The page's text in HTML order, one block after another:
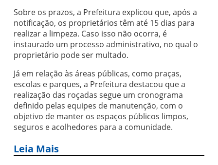
Sobre os prazos, a Prefeitura explicou que, após a
notificação, os proprietários têm até 15 dias para
realizar a limpeza. Caso isso não ocorra, é
instaurado um processo administrativo, no qual o
proprietário pode ser multado.
Já em relação às áreas públicas, como praças,
escolas e parques, a Prefeitura destacou que a
realização das roçadas segue um cronograma
definido pelas equipes de manutenção, com o
objetivo de manter os espaços públicos limpos,
seguros e acolhedores para a comunidade.
Leia Mais